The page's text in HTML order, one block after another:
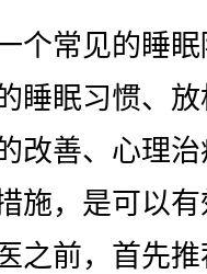
常见的睡眠
睡眠习惯、
改善、心理
施，是可以
之前，首先